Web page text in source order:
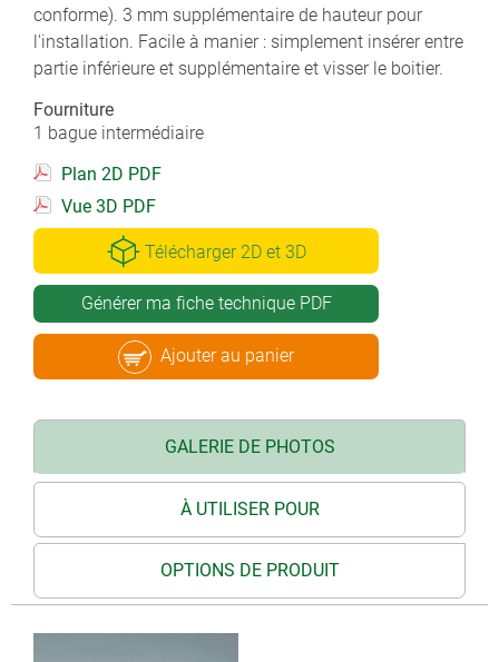
conforme). 3 mm supplémentaire de hauteur pour
l'installation. Facile à manier : simplement insérer entre
partie inférieure et supplémentaire et visser le boitier.
Fourniture
1 bague intermédiaire
Plan 2D PDF
Vue 3D PDF
Télécharger 2D et 3D
Générer ma fiche technique PDF
Ajouter au panier
GALERIE DE PHOTOS
À UTILISER POUR
OPTIONS DE PRODUIT